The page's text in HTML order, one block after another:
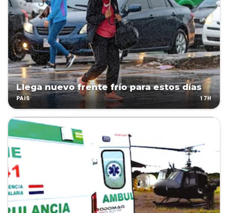
Llega nuevo frente frío para estos días
PAÍS 17H